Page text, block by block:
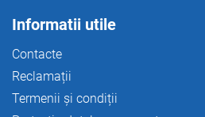
Informatii utile
Contacte
Reclamații
Termenii și condiții